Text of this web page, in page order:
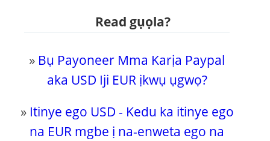
Read gụọla?
» Bụ Payoneer Mma Karịa Paypal
aka USD Iji EUR ịkwụ ụgwọ?
» Itinye ego USD - Kedu ka itinye ego
na EUR mgbe ị na-enweta ego na